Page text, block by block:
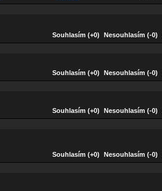
Souhlasím (+0) Nesouhlasím (-0)
Souhlasím (+0) Nesouhlasím (-0)
Souhlasím (+0) Nesouhlasím (-0)
Souhlasím (+0) Nesouhlasím (-0)